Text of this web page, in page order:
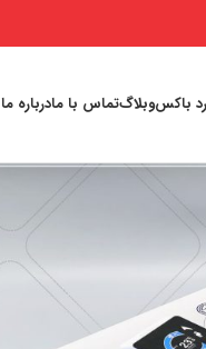
باکسوبلاگتماس با مادرباره ما